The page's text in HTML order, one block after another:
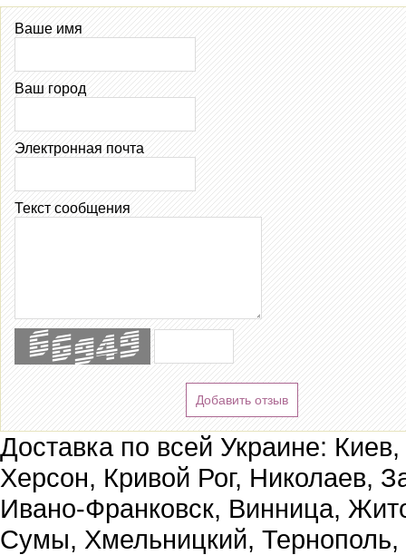
Ваше имя
Ваш город
Электронная почта
Текст сообщения
Добавить отзыв
Доставка по всей Украине:
Херсон, Кривой Рог, Николаев,
Ивано-Франковск, Винница,
Сумы, Хмельницкий, Тернополь,